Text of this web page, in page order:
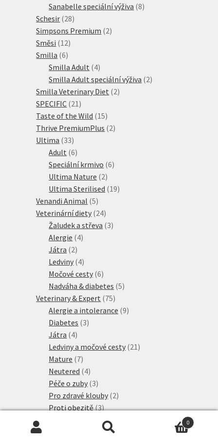
produkt
Sanabelle speciální výživa 88
Schesir 2828
produktů
Simpsons Premium 22
Směsi 1212
Smilla 66
produktů
Smilla Adult 44
produkty
Smilla Adult speciální výživa 22
Smilla Veterinary Diet 22
SPECIFIC 21 21
produktů
Taste of the Wild 1515
produktů
Thrive PremiumPlus 22
Ultima 3333
produktů
Adult 66
produktů
Speciální krmivo 66
Ultima Nature 22
produkty
Ultima Sterilised 1919
Venandi Animal 55
produktů
Veterinární diety 2424
produktů
Žaludek a střeva 33
Alergie 44
Játra 22
produkty
Ledviny 44
produkty
Močové cesty 66
produktů
Nadváha & diabetes 55
Veterinary & Expert 7575
produktů
Alergie a intolerance 99
Diabetes 33
Játra 44
produkty
Ledviny a močové cesty 21 21
Mature 77
produktů
Neutered 44
produkty
Péče o zuby 33
produkty
Pro zdravé klouby 22
produkty
Proti obezitě 33
produkty
produkty
0